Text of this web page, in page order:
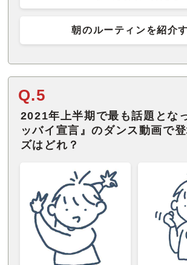
朝のルーティンを紹介
Q.5
2021年上半期で最も話題とな
ッバイ宣言』のダンス動画で
ズはどれ？